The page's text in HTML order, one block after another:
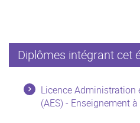
Diplômes intégrant cet
Licence
(AES) - Enseignement